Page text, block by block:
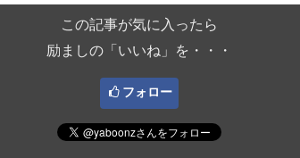
この記事が気に入ったら
励ましの「いいね」を・・・
フォロー